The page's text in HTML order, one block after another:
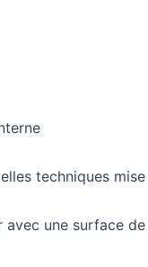
techniques
une surface